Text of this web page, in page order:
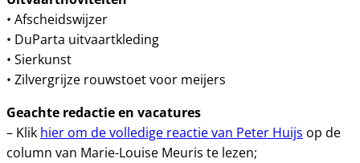
• Afscheidswijzer
• DuParta uitvaartkleding
• Sierkunst
• Zilvergrijze rouwstoet voor meijers
Geachte redactie en vacatures
– Klik hier om de volledige reactie van Peter Huijs op de
column van Marie-Louise Meuris te lezen;